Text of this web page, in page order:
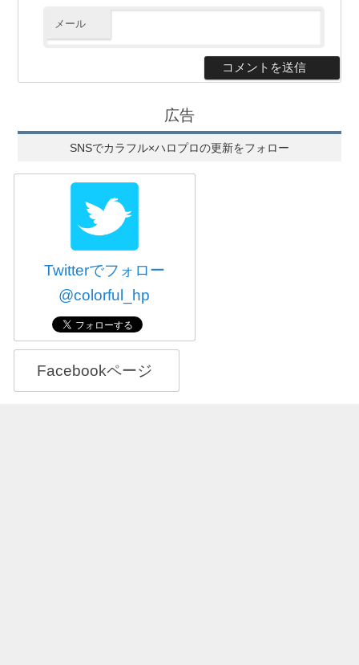
メール
広告
SNSでカラフル×ハロプロの更新をフォロー
Twitterでフォロー
@colorful_hp
Facebookページ